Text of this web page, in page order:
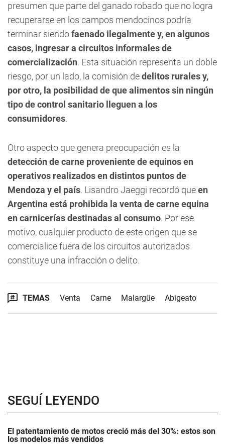
presumen que parte del ganado robado que no logra
recuperarse en los campos mendocinos podría
terminar siendofaenado ilegalmente y, en algunos
casos, ingresar a circuitos informales de
comercialización. Esta situación representa un doble
riesgo, por un lado, la comisión dedelitos rurales y,
por otro, la posibilidad de que alimentos sin ningún
tipo de control sanitario lleguen a los
consumidores.
Otro aspecto que genera preocupación es la
detección de carne proveniente de equinos en
operativos realizados en distintos puntos de
Mendoza y el país. Lisandro Jaeggi recordó queen
Argentina está prohibida la venta de carne equina
en carnicerías destinadas al consumo. Por ese
motivo, cualquier producto de este origen que se
comercialice fuera de los circuitos autorizados
constituye una infracción o delito.
TEMAS Venta Carne Malargüe Abigeato
SEGUÍ LEYENDO
El patentamiento de motos creció más del 30%: estos son
los modelos más vendidos